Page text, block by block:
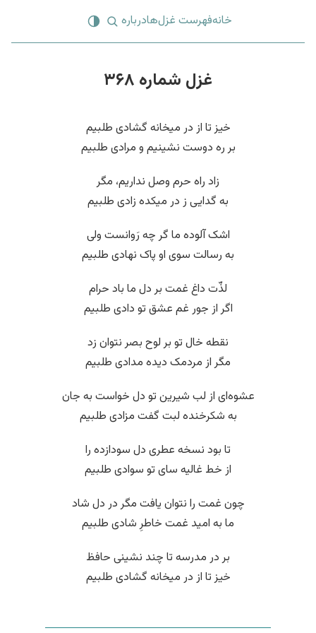
خانهفهرست غزل‌هادرباره
غزل شماره ۳۶۸
خیز تا از در میخانه گشادی طلبیم
بر ره دوست نشینیم و مرادی طلبیم
زاد راه حرم وصل نداریم، مگر
به گدایی ز در میکده زادی طلبیم
اشک آلوده ما گر چه رَوانست ولی
به رسالت سوی او پاک نهادی طلبیم
لذّت داغ غمت بر دل ما باد حرام
اگر از جور غم عشق تو دادی طلبیم
نقطه خال تو بر لوح بصر نتوان زد
مگر از مردمک دیده مدادی طلبیم
عشوه‌ای از لب شیرین تو دل خواست به جان
به شکرخنده لبت گفت مزادی طلبیم
تا بود نسخه عطری دل سودازده را
از خط غالیه سای تو سوادی طلبیم
چون غمت را نتوان یافت مگر در دل شاد
ما به امید غمت خاطرِ شادی طلبیم
بر در مدرسه تا چند نشینی حافظ
خیز تا از در میخانه گشادی طلبیم